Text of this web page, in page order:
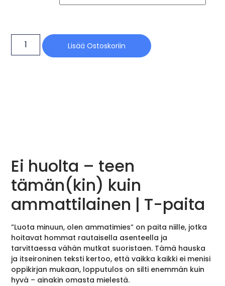
Lisää Ostoskoriin
Ei huolta – teen
tämän(kin) kuin
ammattilainen | T-paita
”Luota minuun, olen ammatimies” on paita niille, jotka
hoitavat hommat rautaisella asenteella ja
tarvittaessa vähän mutkat suoristaen. Tämä hauska
ja itseironinen teksti kertoo, että vaikka kaikki ei menisi
oppikirjan mukaan, lopputulos on silti enemmän kuin
hyvä – ainakin omasta mielestä.